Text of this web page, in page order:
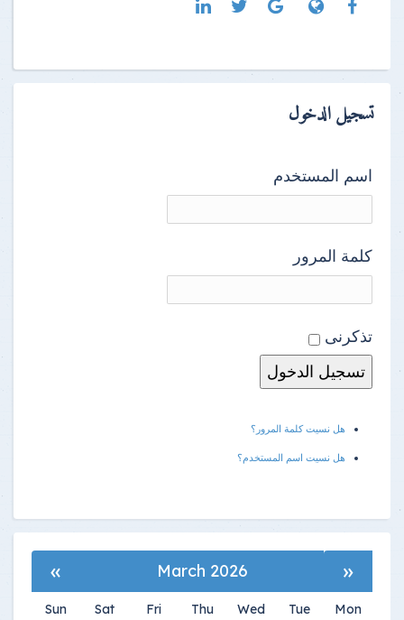
تسجيل الدخول
اسم المستخدم
كلمة المرور
تذكرنى
هل نسيت كلمة المرور؟
هل نسيت اسم المستخدم؟
«
March 2026
»
Mon
Tue
Wed
Thu
Fri
Sat
Sun